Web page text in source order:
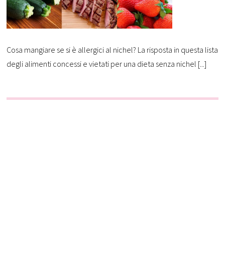
Cosa mangiare se si è allergici al nichel? La risposta in questa lista
degli alimenti concessi e vietati per una dieta senza nichel [...]